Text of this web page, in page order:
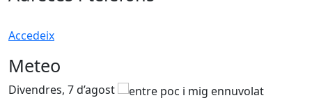
Accedeix
Meteo
Divendres, 7 d’agost